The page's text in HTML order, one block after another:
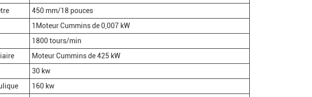
450 mm/18 pouces
1Moteur Cummins de 0,007 kW
1800 tours/min
Moteur Cummins de 425 kW
30 kw
160 kw